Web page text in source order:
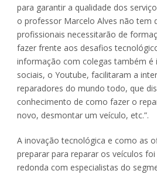
para garantir a qualidade dos
o professor Marcelo Alves não tem
profissionais necessitarão de
fazer frente aos desafios
informação com colegas também é
sociais, o Youtube, facilitaram a
reparadores do mundo todo, que
conhecimento de como fazer o
novo, desmontar um veículo, etc.”.
A inovação tecnológica e como as
preparar para reparar os veículos
redonda com especialistas do